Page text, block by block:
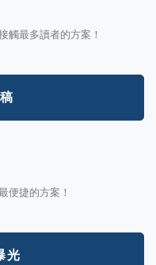
觸最多讀者的方案！
便捷的方案！
光